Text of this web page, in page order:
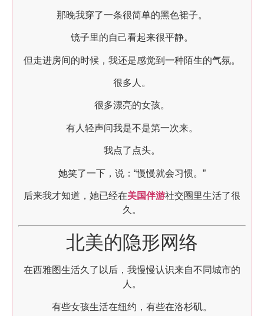
那晚我穿了一条很简单的黑色裙子。
镜子里的自己看起来很平静。
但走进房间的时候，我还是感觉到一种陌生的气氛。
很多人。
很多漂亮的女孩。
有人轻声问我是不是第一次来。
我点了点头。
她笑了一下，说：“慢慢就会习惯。”
后来我才知道，她已经在美国伴游社交圈里生活了很
久。
北美的隐形网络
在西雅图生活久了以后，我慢慢认识来自不同城市的
人。
有些女孩生活在纽约，有些在洛杉矶。